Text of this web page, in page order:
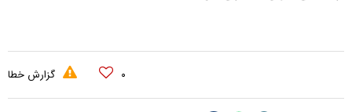
۰ گزارش خطا